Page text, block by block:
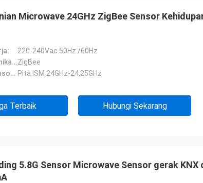
Microwave 24GHz ZigBee Sensor
220-240Vac 50Hz /60Hz
Modus komunikasi:ZigBee
Frekuensi sensor MW: Pita ISM 24GHz-24,25GHz
Terbaik Hubungi Sekarang
5.8G Sensor Microwave Sensor gerak KNX